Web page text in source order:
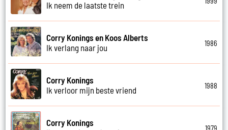
Ik neem de laatste trein
Corry Konings en Koos Alberts
Ik verlang naar jou
1986
Corry Konings
Ik verloor mijn beste vriend
1988
Corry Konings
1979